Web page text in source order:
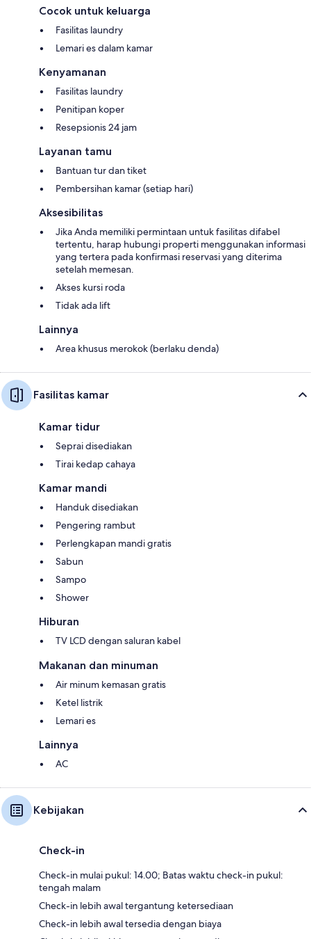
Cocok untuk keluarga
Fasilitas laundry
Lemari es dalam kamar
Kenyamanan
Fasilitas laundry
Penitipan koper
Resepsionis 24 jam
Layanan tamu
Bantuan tur dan tiket
Pembersihan kamar (setiap hari)
Aksesibilitas
Jika Anda memiliki permintaan untuk fasilitas difabel
tertentu, harap hubungi properti menggunakan informasi
yang tertera pada konfirmasi reservasi yang diterima
setelah memesan.
Akses kursi roda
Tidak ada lift
Lainnya
Area khusus merokok (berlaku denda)
Fasilitas kamar
Kamar tidur
Seprai disediakan
Tirai kedap cahaya
Kamar mandi
Handuk disediakan
Pengering rambut
Perlengkapan mandi gratis
Sabun
Sampo
Shower
Hiburan
TV LCD dengan saluran kabel
Makanan dan minuman
Air minum kemasan gratis
Ketel listrik
Lemari es
Lainnya
AC
Kebijakan
Check-in
Check-in mulai pukul: 14.00; Batas waktu check-in pukul:
tengah malam
Check-in lebih awal tergantung ketersediaan
Check-in lebih awal tersedia dengan biaya